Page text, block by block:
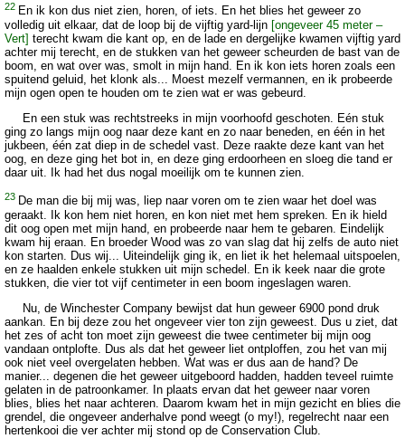
22 En ik kon dus niet zien, horen, of iets. En het blies het geweer zo
volledig uit elkaar, dat de loop bij de vijftig yard-lijn [ongeveer 45 meter –
Vert] terecht kwam die kant op, en de lade en dergelijke kwamen vijftig yard
achter mij terecht, en de stukken van het geweer scheurden de bast van de
boom, en wat over was, smolt in mijn hand. En ik kon iets horen zoals een
spuitend geluid, het klonk als... Moest mezelf vermannen, en ik probeerde
mijn ogen open te houden om te zien wat er was gebeurd.
En een stuk was rechtstreeks in mijn voorhoofd geschoten. Eén stuk
ging zo langs mijn oog naar deze kant en zo naar beneden, en één in het
jukbeen, één zat diep in de schedel vast. Deze raakte deze kant van het
oog, en deze ging het bot in, en deze ging erdoorheen en sloeg die tand er
daar uit. Ik had het dus nogal moeilijk om te kunnen zien.
23 De man die bij mij was, liep naar voren om te zien waar het doel was
geraakt. Ik kon hem niet horen, en kon niet met hem spreken. En ik hield
dit oog open met mijn hand, en probeerde naar hem te gebaren. Eindelijk
kwam hij eraan. En broeder Wood was zo van slag dat hij zelfs de auto niet
kon starten. Dus wij... Uiteindelijk ging ik, en liet ik het helemaal uitspoelen,
en ze haalden enkele stukken uit mijn schedel. En ik keek naar die grote
stukken, die vier tot vijf centimeter in een boom ingeslagen waren.
Nu, de Winchester Company bewijst dat hun geweer 6900 pond druk
aankan. En bij deze zou het ongeveer vier ton zijn geweest. Dus u ziet, dat
het zes of acht ton moet zijn geweest die twee centimeter bij mijn oog
vandaan ontplofte. Dus als dat het geweer liet ontploffen, zou het van mij
ook niet veel overgelaten hebben. Wat was er dus aan de hand? De
manier... degenen die het geweer uitgeboord hadden, hadden teveel ruimte
gelaten in de patroonkamer. In plaats ervan dat het geweer naar voren
blies, blies het naar achteren. Daarom kwam het in mijn gezicht en blies die
grendel, die ongeveer anderhalve pond weegt (o my!), regelrecht naar een
hertenkooi die ver achter mij stond op de Conservation Club.